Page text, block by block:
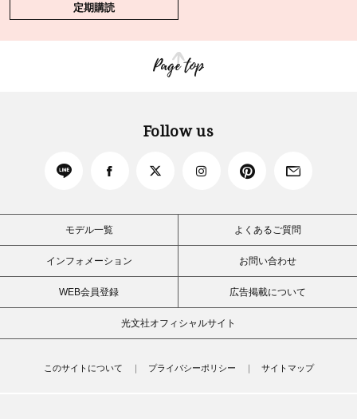
定期購読
Page top
Follow us
モデル一覧 よくあるご質問
インフォメーション お問い合わせ
WEB会員登録 広告掲載について
光文社オフィシャルサイト
このサイトについて プライバシーポリシー サイトマップ